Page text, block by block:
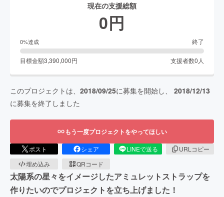
現在の支援総額
0円
0%達成 終了
目標金額3,390,000円 支援者数0 人
このプロジェクトは、 2018/09/25に募集を開始し、 2018/12/13
に募集を終了しました
もう一度プロジェクトをやってほしい
ポスト シェア LINEで送る
URLコピー
埋め込み
QRコード
太陽系の星々をイメージしたアミュレットストラップを
作りたいのでプロジェクトを立ち上げました！